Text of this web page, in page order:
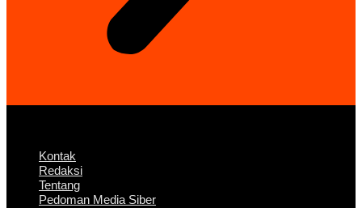
Kontak
Redaksi
Tentang
Pedoman Media Siber